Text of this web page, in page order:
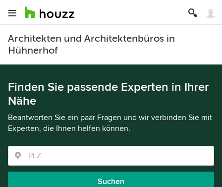
Architekten und Architektenbüros in
Hühnerhof
Finden Sie passende Experten in Ihrer
Nähe
Beantworten Sie ein paar Fragen und wir verbinden Sie mit
Experten, die Ihnen helfen können.
Suchen